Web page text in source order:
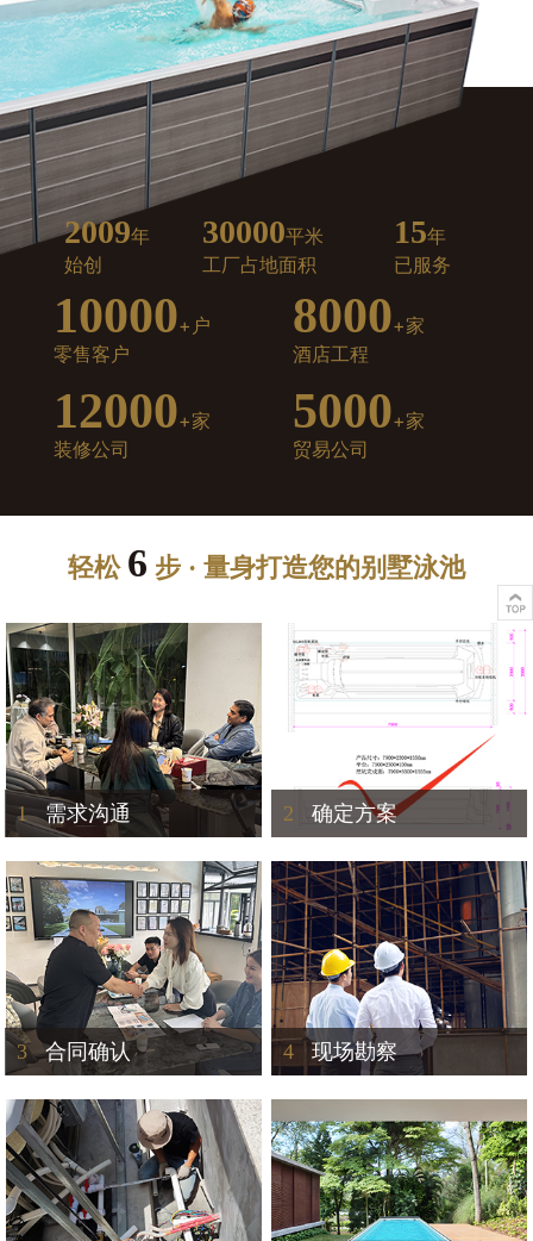
2009年
始创
30000平米
工厂占地面积
15年
已服务
10000+户
零售客户
8000+家
酒店工程
12000+家
装修公司
5000+家
贸易公司
轻松 6 步 · 量身打造您的别墅泳池
1需求沟通 2 确定方案
3合同确认 4 现场勘察